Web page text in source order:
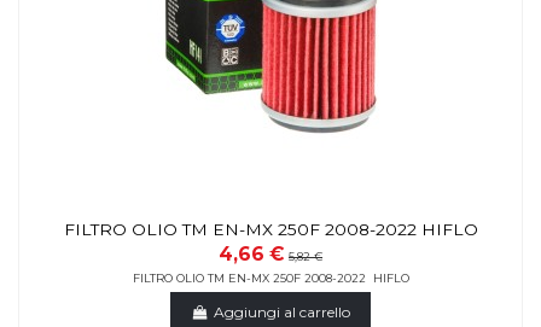
FILTRO OLIO TM EN-MX 250F 2008-2022 HIFLO
4,66 € 5,82 €
FILTRO OLIO TM EN-MX 250F 2008-2022 HIFLO
Aggiungi al carrello